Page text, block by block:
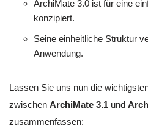
ArchiMate 3.0 ist für eine
konzipiert.
Seine einheitliche Struktur
Anwendung.
Lassen Sie uns nun die
zwischen ArchiMate 3.1 und
zusammenfassen: